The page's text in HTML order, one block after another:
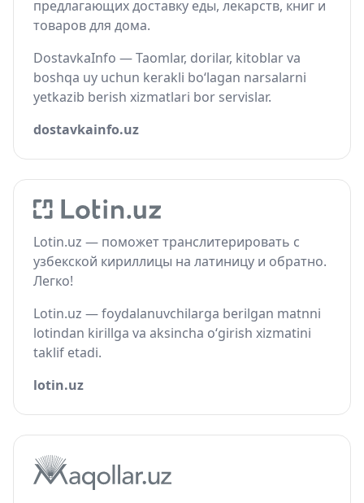
предлагающих доставку еды, лекарств, книг и
товаров для дома.
DostavkaInfo — Taomlar, dorilar, kitoblar va
boshqa uy uchun kerakli bo‘lagan narsalarni
yetkazib berish xizmatlari bor servislar.
dostavkainfo.uz
Lotin.uz — поможет транслитерировать с
узбекской кириллицы на латиницу и обратно.
Легко!
Lotin.uz — foydalanuvchilarga berilgan matnni
lotindan kirillga va aksincha o‘girish xizmatini
taklif etadi.
lotin.uz